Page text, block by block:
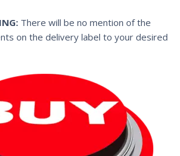
There will be no mention of the
on the delivery label to your desired